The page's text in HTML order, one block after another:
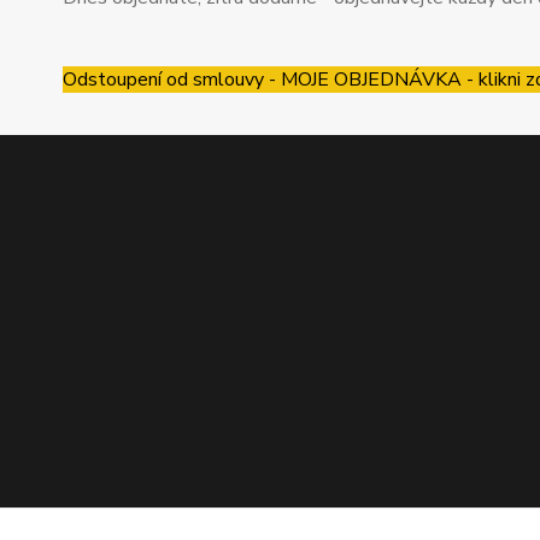
Odstoupení od smlouvy - MOJE OBJEDNÁVKA - klikni